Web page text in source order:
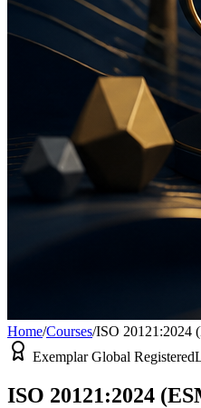
Home/Courses/ISO 20121:2024
Exemplar Global Registered
ISO 20121:2024